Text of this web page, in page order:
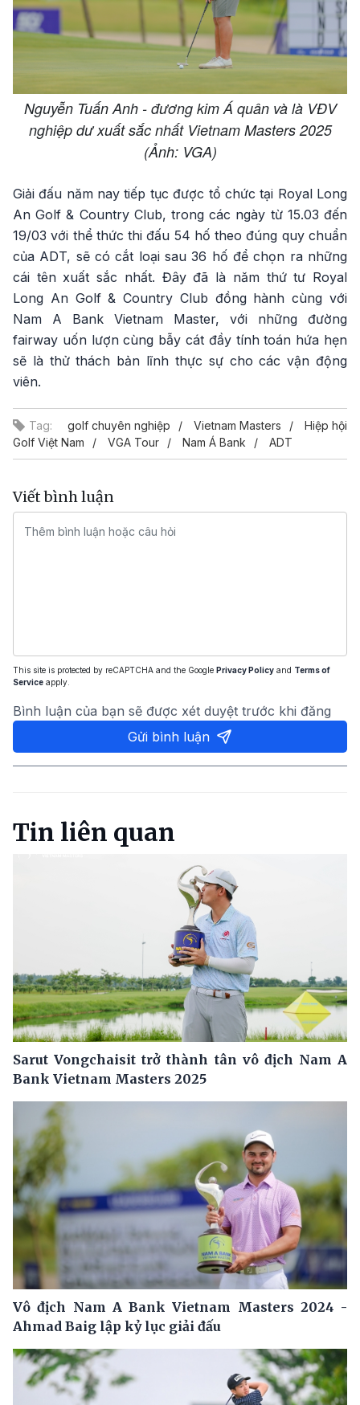
Nguyễn Tuấn Anh - đương kim Á quân và là VĐV
nghiệp dư xuất sắc nhất Vietnam Masters 2025
(Ảnh: VGA)
Giải đấu năm nay tiếp tục được tổ chức tại Royal Long
An Golf & Country Club, trong các ngày từ 15.03 đến
19/03 với thể thức thi đấu 54 hố theo đúng quy chuẩn
của ADT, sẽ có cắt loại sau 36 hố để chọn ra những
cái tên xuất sắc nhất. Đây đã là năm thứ tư Royal
Long An Golf & Country Club đồng hành cùng với
Nam A Bank Vietnam Master, với những đường
fairway uốn lượn cùng bẫy cát đầy tính toán hứa hẹn
sẽ là thử thách bản lĩnh thực sự cho các vận động
viên.
Tag: golf chuyên nghiệp Vietnam Masters
Hiệp hội
Golf Việt Nam
VGA Tour Nam Á Bank ADT
Viết bình luận
This site is protected by reCAPTCHA and the Google Privacy Policy and Terms of
Service apply.
Bình luận của bạn sẽ được xét duyệt trước khi đăng
Gửi bình luận
Tin liên quan
Sarut Vongchaisit trở thành tân vô địch Nam A
Bank Vietnam Masters 2025
Vô địch Nam A Bank Vietnam Masters 2024 -
Ahmad Baig lập kỷ lục giải đấu